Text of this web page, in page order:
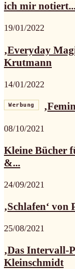
ich mir
19/01/2022
‚Everyday
Krutmann
14/01/2022
Werbung
08/10/2021
Kleine Bücher
&...
24/09/2021
‚Schlafen‘ von
25/08/2021
‚Das Intervall-
Kleinschmidt